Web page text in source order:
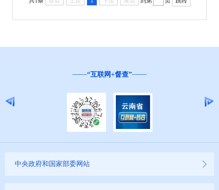
第八期
“互联网+督查”
中央政府和国家部委网站